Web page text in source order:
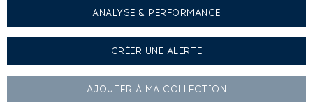
ANALYSE & PERFORMANCE
CRÉER UNE ALERTE
AJOUTER À MA COLLECTION